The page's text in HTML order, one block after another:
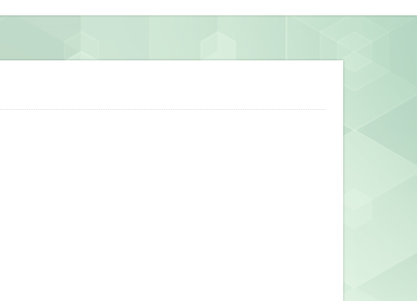
environment;